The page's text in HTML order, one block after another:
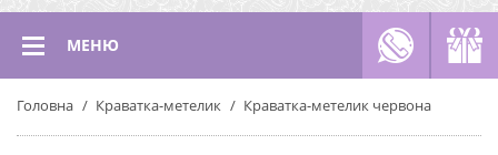
МЕНЮ
Головна Краватка-метелик Краватка-метелик червона